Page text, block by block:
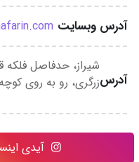
آدرس وبسایت
آدرس
شیراز، حدفاصل
زرگری، رو به روی کوچه ۷۸
آیدی